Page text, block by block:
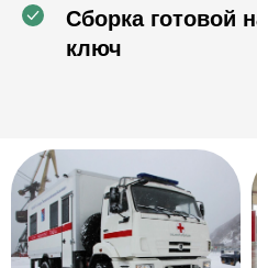
Сборка готовой
ключ